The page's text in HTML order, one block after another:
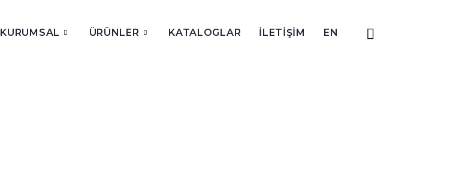
KURUMSAL ÜRÜNLER KATALOGLAR İLETİŞİM EN